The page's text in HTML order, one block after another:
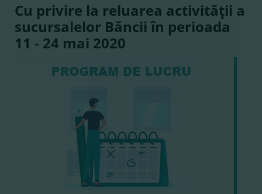
Cu privire la reluarea activităţii a
sucursalelor Băncii în perioada
11 - 24 mai 2020